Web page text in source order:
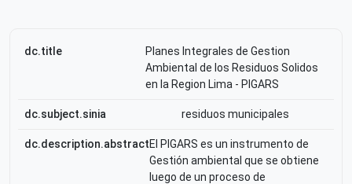
dc.title
Planes Integrales de Gestion
Ambiental de los Residuos Solidos
en la Region Lima - PIGARS
dc.subject.sinia residuos municipales
dc.description.abstractEl PIGARS es un instrumento de
Gestión ambiental que se obtiene
luego de un proceso de